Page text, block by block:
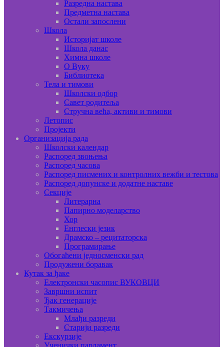
Разредна настава
Предметна настава
Остали запослени
Школа
Историјат школе
Школа данас
Химна школе
О Вуку
Библиотека
Тела и тимови
Школски одбор
Савет родитеља
Стручна већа, активи и тимови
Летопис
Пројекти
Организација рада
Школски календар
Распоред звоњења
Распоред часова
Распоред писмених и контролних вежби и тестова
Распоред допунске и додатне наставе
Секције
Литерарна
Папирно моделарство
Хор
Енглески језик
Драмско – рецитаторска
Програмирање
Обогаћени једносменски рад
Продужени боравак
Кутак за ђаке
Eлектронски часопис ВУКОВЦИ
Завршни испит
Ђак генерације
Такмичења
Млађи разреди
Старији разреди
Екскурзије
Ученички парламент